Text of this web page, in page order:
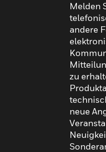
Melden
andere
zu
neue